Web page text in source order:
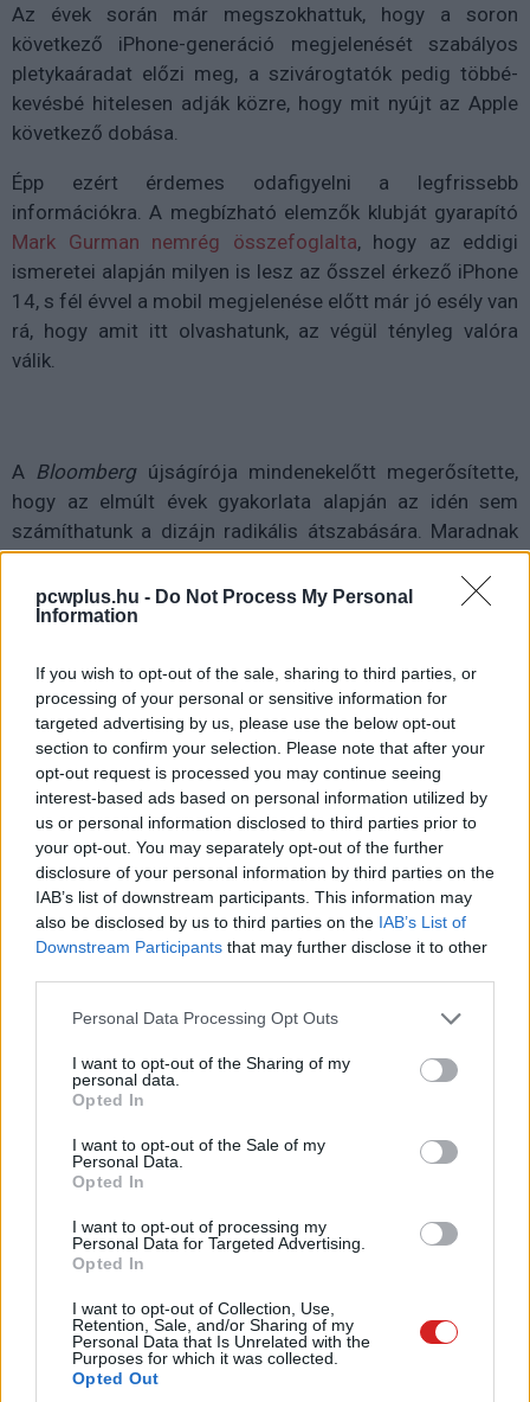
pcwplus.hu - Do Not Process My Personal
Information
If you wish to opt-out of the sale, sharing to third parties, or
processing of your personal or sensitive information for
targeted advertising by us, please use the below opt-out
section to confirm your selection. Please note that after your
opt-out request is processed you may continue seeing
interest-based ads based on personal information utilized by
us or personal information disclosed to third parties prior to
your opt-out. You may separately opt-out of the further
disclosure of your personal information by third parties on the
IAB’s list of downstream participants. This information may
also be disclosed by us to third parties on the IAB’s List of
Downstream Participants that may further disclose it to other
Please note that this website/app uses one or more Google
not limited to your visit or usage behaviour. You may click to
grant or deny consent to Google and its third-party tags to
use your data for below specified purposes in below Google
consent section.
Personal Data Processing Opt Outs
I want to opt-out of the Sharing of my
personal data.
Opted In
I want to opt-out of the Sale of my
Personal Data.
Opted In
I want to opt-out of processing my
Personal Data for Targeted Advertising.
Opted In
I want to opt-out of Collection, Use,
Retention, Sale, and/or Sharing of my
Personal Data that Is Unrelated with the
Purposes for which it was collected.
Opted Out
Az évek során már megszokhattuk, hogy a soron
következő iPhone-generáció megjelenését szabályos
pletykaáradat előzi meg, a szivárogtatók pedig többé-
kevésbé hitelesen adják közre, hogy mit nyújt az Apple
következő dobása.
Épp ezért érdemes odafigyelni a legfrissebb
információkra. A megbízható elemzők klubját gyarapító
Mark Gurman nemrég összefoglalta, hogy az eddigi
ismeretei alapján milyen is lesz az ősszel érkező iPhone
14, s fél évvel a mobil megjelenése előtt már jó esély van
rá, hogy amit itt olvashatunk, az végül tényleg valóra
válik.
A Bloombergújságírója mindenekelőtt megerősítette,
hogy az elmúlt évek gyakorlata alapján az idén sem
számíthatunk a dizájn radikális átszabására. Maradnak
az iPhone 12-nél bevezetett (valójában az iPhone 4-ről
visszahozott) hasított élek, az így sem kicsi hátlapi
kamerasziget viszont még nagyobb lesz, hogy be tudja
hogy a Pro-modelleken elbúcsúzik az előlap belógó
fekete sávja (notch), helyette két kisebb kivágást kapunk:
egy hosszúkásat a Face ID arcazonosításnak, és egy
apró lyukat a kamerának.
Gurman továbbra is úgy gondolja, hogy a kompakt
iPhone 13 mini gyenge eladásai, illetve az iPhone 13 Pro
Max népszerűsége miatt az Apple átvariálja a
termékpalettát, és a nagyobb készülékekre helyezi a
hangsúlyt. Így aztán elbúcsúzik az 5,4 hüvelykes mini, az
majd: iPhone 14 (6,1"), iPhone 14 Max (6,7"),
iPhone 14 Pro (6,1"), iPhone 14 Pro Max (6,7").
Az elemző arra számít, hogy a 6,7 hüvelykes alapmodell
rendkívül népszerű lesz, az ára pedig legalább 200
Pro Maxénél. Ez 899 dolláros árcédulát jelent, vagyis a
256 GB-os iPhone 13-nak felel meg, ami
Magyarországon 375 ezer forintba kerül. Az Apple
viszont valószínűleg bekalkulálja a 10% körüli inflációt és
a gyenge forintot is, így nem kizárt, hogy nálunk a 400
ezer forintot karcolja majd a 6,7 hüvelykes iPhone 14.